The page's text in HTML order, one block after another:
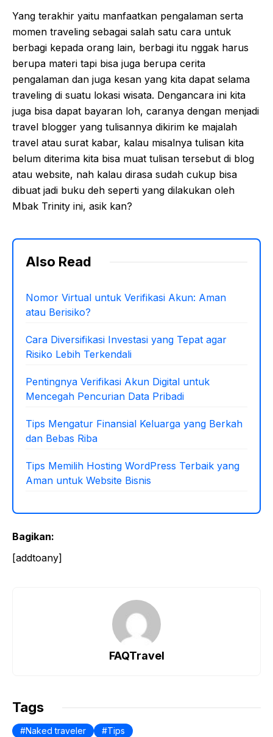
Yang terakhir yaitu manfaatkan pengalaman serta
momen traveling sebagai salah satu cara untuk
berbagi kepada orang lain, berbagi itu nggak harus
berupa materi tapi bisa juga berupa cerita
pengalaman dan juga kesan yang kita dapat selama
traveling di suatu lokasi wisata. Dengancara ini kita
juga bisa dapat bayaran loh, caranya dengan menjadi
travel blogger yang tulisannya dikirim ke majalah
travel atau surat kabar, kalau misalnya tulisan kita
belum diterima kita bisa muat tulisan tersebut di blog
atau website, nah kalau dirasa sudah cukup bisa
dibuat jadi buku deh seperti yang dilakukan oleh
Mbak Trinity ini, asik kan?
Also Read
Nomor Virtual untuk Verifikasi Akun: Aman
atau Berisiko?
Cara Diversifikasi Investasi yang Tepat agar
Risiko Lebih Terkendali
Pentingnya Verifikasi Akun Digital untuk
Mencegah Pencurian Data Pribadi
Tips Mengatur Finansial Keluarga yang Berkah
dan Bebas Riba
Tips Memilih Hosting WordPress Terbaik yang
Aman untuk Website Bisnis
Bagikan:
[addtoany]
FAQTravel
Tags
Naked traveler Tips